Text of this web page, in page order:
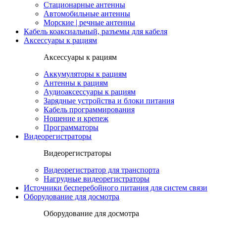
Стационарные антенны
Автомобильные антенны
Морские | речные антенны
Кабель коаксиальный, разъемы для кабеля
Аксессуары к рациям
Аксессуары к рациям
Аккумуляторы к рациям
Антенны к рациям
Аудиоаксессуары к рациям
Зарядные устройства и блоки питания
Кабель программирования
Ношение и крепеж
Программаторы
Видеорегистраторы
Видеорегистраторы
Видеорегистратор для транспорта
Нагрудные видеорегистраторы
Источники бесперебойного питания для систем связи
Оборудование для досмотра
Оборудование для досмотра